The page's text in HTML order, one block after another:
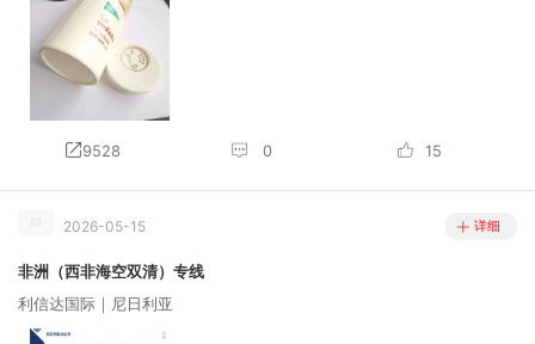
9528 0 15
2026-05-15 详细
非洲（西非海空双清）专线
利信达国际｜尼日利亚